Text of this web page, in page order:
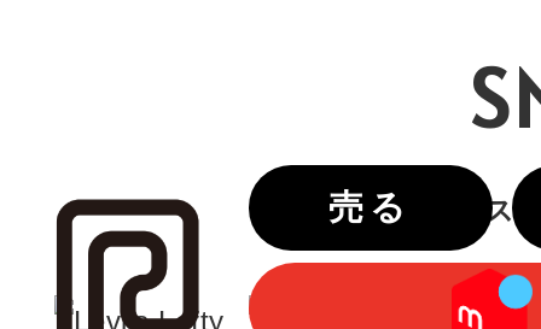
売るリバース